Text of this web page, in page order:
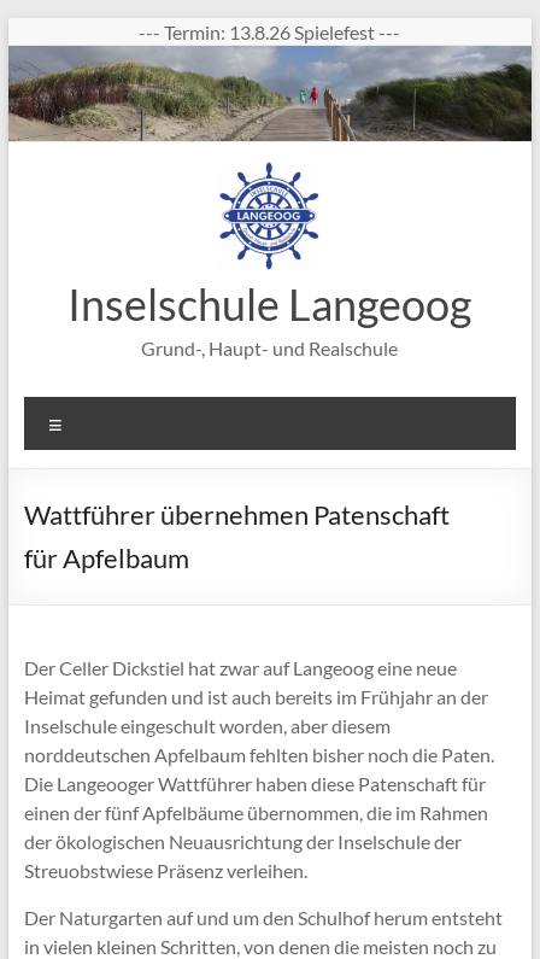
Inhalt
springen
--- Termin: 13.8.26 Spielefest ---
Inselschule Langeoog
Grund-, Haupt- und Realschule
Wattführer übernehmen Patenschaft
für Apfelbaum
Der Celler Dickstiel hat zwar auf Langeoog eine neue
Heimat gefunden und ist auch bereits im Frühjahr an der
Inselschule eingeschult worden, aber diesem
norddeutschen Apfelbaum fehlten bisher noch die Paten.
Die Langeooger Wattführer haben diese Patenschaft für
einen der fünf Apfelbäume übernommen, die im Rahmen
der ökologischen Neuausrichtung der Inselschule der
Streuobstwiese Präsenz verleihen.
Der Naturgarten auf und um den Schulhof herum entsteht
in vielen kleinen Schritten, von denen die meisten noch zu